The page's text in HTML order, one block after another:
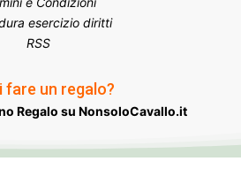
esercizio diritti
RSS
fare un regalo?
Regalo su NonsoloCavallo.it